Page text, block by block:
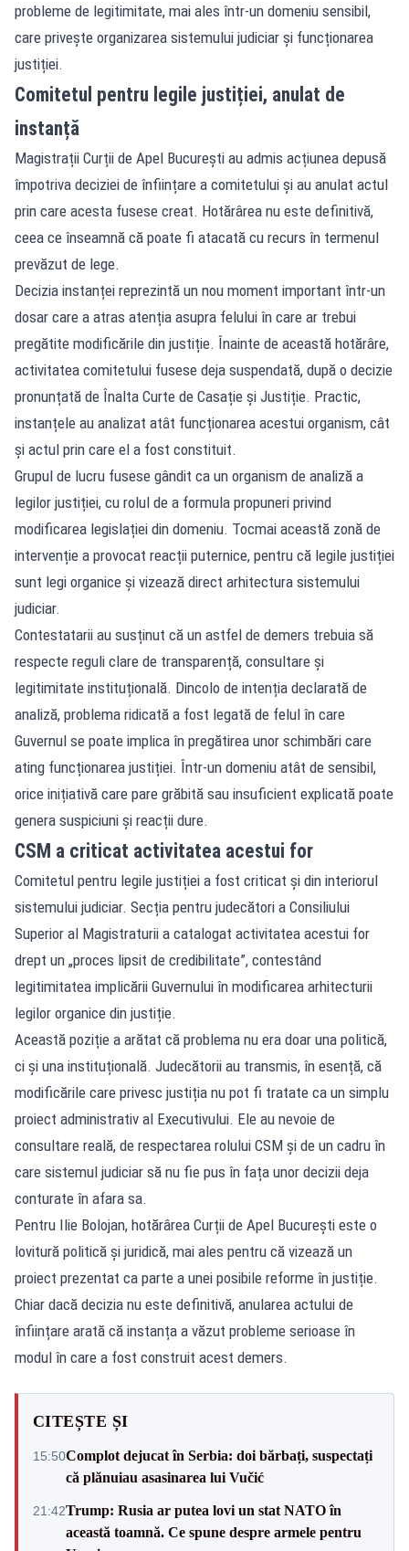
probleme de legitimitate, mai ales într-un domeniu sensibil,
care privește organizarea sistemului judiciar și funcționarea
justiției.
Comitetul pentru legile justiției, anulat de
instanță
Magistrații Curții de Apel București au admis acțiunea depusă
împotriva deciziei de înființare a comitetului și au anulat actul
prin care acesta fusese creat. Hotărârea nu este definitivă,
ceea ce înseamnă că poate fi atacată cu recurs în termenul
prevăzut de lege.
Decizia instanței reprezintă un nou moment important într-un
dosar care a atras atenția asupra felului în care ar trebui
pregătite modificările din justiție. Înainte de această hotărâre,
activitatea comitetului fusese deja suspendată, după o decizie
pronunțată de Înalta Curte de Casație și Justiție. Practic,
instanțele au analizat atât funcționarea acestui organism, cât
și actul prin care el a fost constituit.
Grupul de lucru fusese gândit ca un organism de analiză a
legilor justiției, cu rolul de a formula propuneri privind
modificarea legislației din domeniu. Tocmai această zonă de
intervenție a provocat reacții puternice, pentru că legile justiției
sunt legi organice și vizează direct arhitectura sistemului
judiciar.
Contestatarii au susținut că un astfel de demers trebuia să
respecte reguli clare de transparență, consultare și
legitimitate instituțională. Dincolo de intenția declarată de
analiză, problema ridicată a fost legată de felul în care
Guvernul se poate implica în pregătirea unor schimbări care
ating funcționarea justiției. Într-un domeniu atât de sensibil,
orice inițiativă care pare grăbită sau insuficient explicată poate
genera suspiciuni și reacții dure.
CSM a criticat activitatea acestui for
Comitetul pentru legile justiției a fost criticat și din interiorul
sistemului judiciar. Secția pentru judecători a Consiliului
Superior al Magistraturii a catalogat activitatea acestui for
drept un „proces lipsit de credibilitate”, contestând
legitimitatea implicării Guvernului în modificarea arhitecturii
legilor organice din justiție.
Această poziție a arătat că problema nu era doar una politică,
ci și una instituțională. Judecătorii au transmis, în esență, că
modificările care privesc justiția nu pot fi tratate ca un simplu
proiect administrativ al Executivului. Ele au nevoie de
consultare reală, de respectarea rolului CSM și de un cadru în
care sistemul judiciar să nu fie pus în fața unor decizii deja
conturate în afara sa.
Pentru Ilie Bolojan, hotărârea Curții de Apel București este o
lovitură politică și juridică, mai ales pentru că vizează un
proiect prezentat ca parte a unei posibile reforme în justiție.
Chiar dacă decizia nu este definitivă, anularea actului de
înființare arată că instanța a văzut probleme serioase în
modul în care a fost construit acest demers.
CITEȘTE ȘI
15:50Complot dejucat în Serbia: doi bărbați, suspectați
că plănuiau asasinarea lui Vučić
21:42Trump: Rusia ar putea lovi un stat NATO în
această toamnă. Ce spune despre armele pentru